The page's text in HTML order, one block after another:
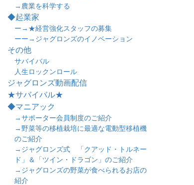
→農業を科学する
◆起業家
ー→★経営強化スタッフの募集
ーー→ジャグロンズのイノベーション
その他
サバイバル
人生ロックンロール
ジャグロンズ動画配信
★サバイバル★
◆マニアック
→サポーター会員制度のご紹介
→野菜等の移植栽培に最適な電動型移植機
のご紹介
→ジャグロンズ式 「クアッド・トルネー
ド」＆「ツイン・ドラゴン」のご紹介
→ジャグロンズの野菜が食べられるお店の
紹介